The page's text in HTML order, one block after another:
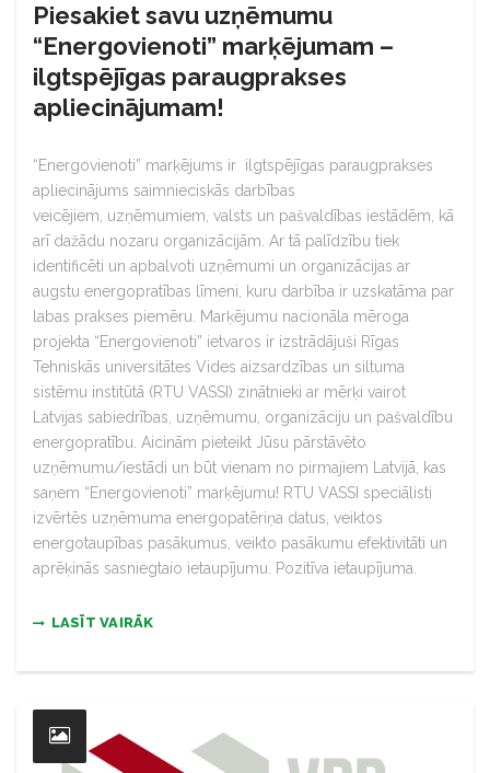
Piesakiet savu uzņēmumu
“Energovienoti” marķējumam –
ilgtspējīgas paraugprakses
apliecinājumam!
“Energovienoti” marķējums ir ilgtspējīgas paraugprakses
apliecinājums saimnieciskās darbības
veicējiem, uzņēmumiem, valsts un pašvaldības iestādēm, kā
arī dažādu nozaru organizācijām. Ar tā palīdzību tiek
identificēti un apbalvoti uzņēmumi un organizācijas ar
augstu energopratības līmeni, kuru darbība ir uzskatāma par
labas prakses piemēru. Marķējumu nacionāla mēroga
projekta “Energovienoti” ietvaros ir izstrādājuši Rīgas
Tehniskās universitātes Vides aizsardzības un siltuma
sistēmu institūtā (RTU VASSI) zinātnieki ar mērķi vairot
Latvijas sabiedrības, uzņēmumu, organizāciju un pašvaldību
energopratību. Aicinām pieteikt Jūsu pārstāvēto
uzņēmumu/iestādi un būt vienam no pirmajiem Latvijā, kas
saņem “Energovienoti” marķējumu! RTU VASSI speciālisti
izvērtēs uzņēmuma energopatēriņa datus, veiktos
energotaupības pasākumus, veikto pasākumu efektivitāti un
aprēķinās sasniegtaio ietaupījumu. Pozitīva ietaupījuma.
LASĪT VAIRĀK